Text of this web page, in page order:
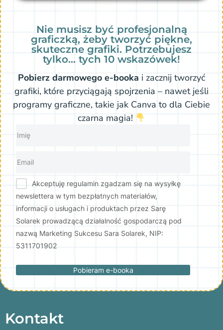
Nie musisz być profesjonalną
graficzką, żeby tworzyć piękne,
skuteczne grafiki. Potrzebujesz
tylko… tych 10 wskazówek!
Pobierz darmowego e-booka i zacznij tworzyć
grafiki, które przyciągają spojrzenia – nawet jeśli
programy graficzne, takie jak Canva to dla Ciebie
czarna magia!
Akceptuję regulamin zgadzam się na wysyłkę
newslettera w tym bezpłatnych materiałów,
informacji o usługach i produktach przez Sarę
Solarek prowadzącą działalność gospodarczą pod
nazwą Marketing Sukcesu Sara Solarek, NIP:
5311701902
Pobieram e-booka
Kontakt